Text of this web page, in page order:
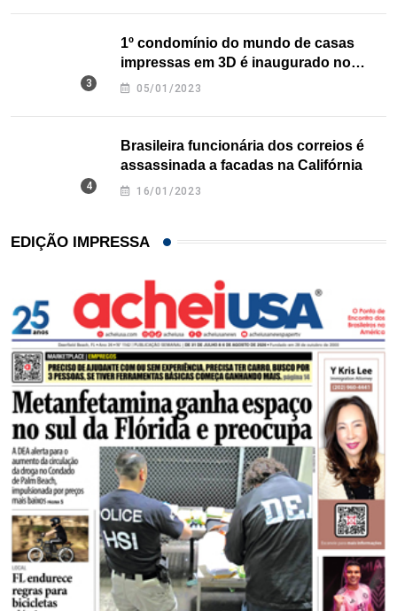
1º condomínio do mundo de casas
impressas em 3D é inaugurado no
Texas
05/01/2023
Brasileira funcionária dos correios é
assassinada a facadas na Califórnia
16/01/2023
EDIÇÃO IMPRESSA